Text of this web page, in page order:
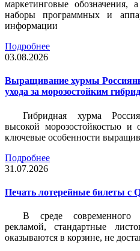
маркетинговые обозначения,
наборы программных и
информации
Подробнее
03.08.2026
Выращивание хурмы
ухода за морозостойким
Гибридная хурма
высокой морозостойкостью и
ключевые особенности
Подробнее
31.07.2026
Печать лотерейные билеты c
В среде современного
рекламой, стандартные
оказываются в корзине, не